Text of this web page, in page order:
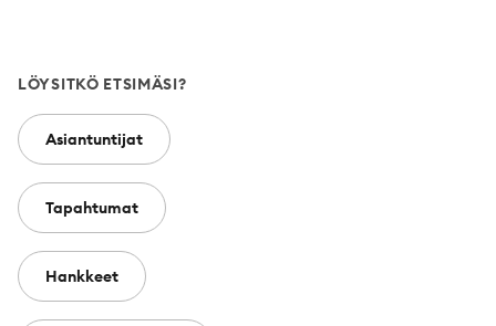
LÖYSITKÖ ETSIMÄSI?
Asiantuntijat
Tapahtumat
Hankkeet